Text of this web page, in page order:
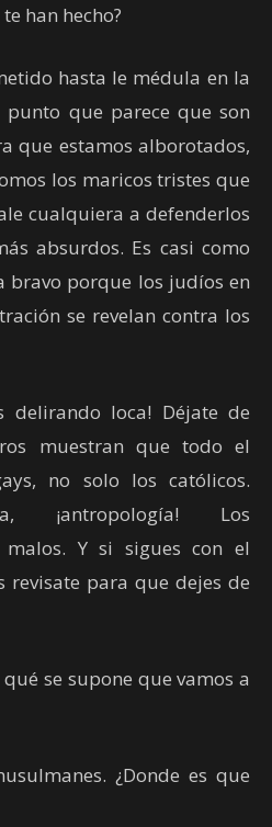
han hecho?
hasta le médula en la
punto que parece que son
que estamos alborotados,
los maricos tristes que
cualquiera a defenderlos
absurdos. Es casi como
bravo porque los judíos en
se revelan contra los
delirando loca! Déjate de
muestran que todo el
no solo los católicos.
¡antropología! Los
Y si sigues con el
revisate para que dejes de
qué se supone que vamos a
¿Donde es que